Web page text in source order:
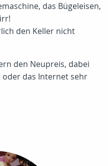
das Bügeleisen,
den Keller nicht
den Neupreis, dabei
oder das Internet sehr